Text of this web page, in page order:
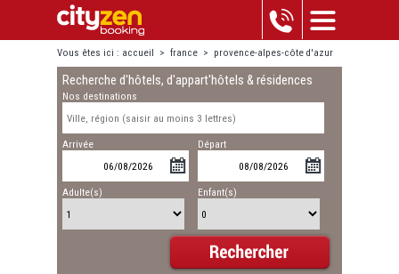
Vous êtes ici : accueil > france > provence-alpes-côte d'azur
>sainte-maxime
Recherche d'hôtels, d'appart'hôtels & résidences
Nos destinations
Arrivée Départ
Adulte(s) Enfant(s)